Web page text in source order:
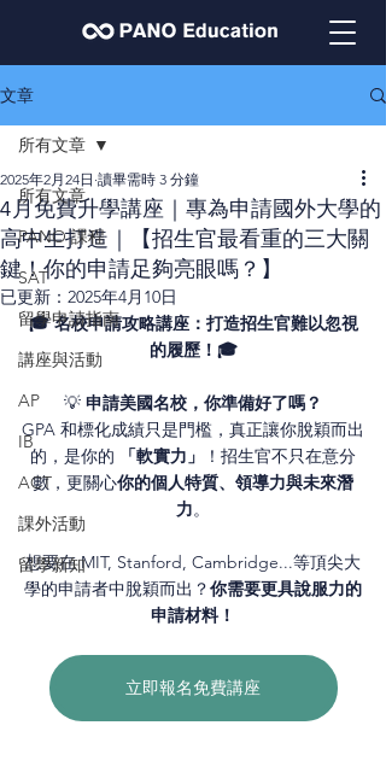
文章
所有文章
PANO 課程
SAT
留學申請指南
講座與活動
AP
IB
ACT
課外活動
留學新知
所有文章
4月免費升學講座｜專為申請國外大學的
高中生打造｜【招生官最看重的三大關
鍵！你的申請足夠亮眼嗎？】​​
2025年2月24日 讀畢需時 3 分鐘
已更新： 2025年4月10日
🎓 名校申請攻略講座：打造招生官難以忽視
的履歷！🎓
💡 申請美國名校，你準備好了嗎？
GPA 和標化成績只是門檻，真正讓你脫穎而出
的，是你的
「軟實力」
！招生官不只在意分
數，更關心你的個人特質、領導力與未來潛
力。
想要在 MIT, Stanford, Cambridge...等頂尖大
學的申請者中脫穎而出？你需要更具說服力的
申請材料！
立即報名免費講座